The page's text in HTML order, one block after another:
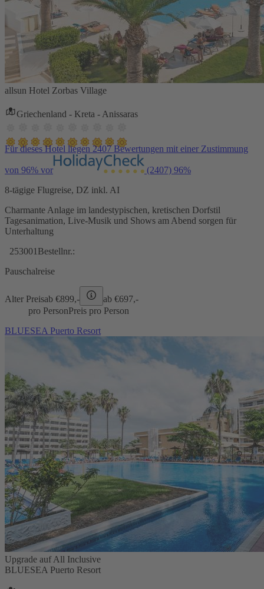
allsun Hotel Zorbas Village
Griechenland - Kreta - Anissaras
Für dieses Hotel liegen 2407 Bewertungen mit einer Zustimmung
von 96% vor (2407) 96%
8-tägige Flugreise, DZ inkl. AI
Charmante Anlage im landestypischen, kretischen Dorfstil
Tagesanimation, Live-Musik und Shows am Abend sorgen für
Unterhaltung
253001 Bestellnr.:
Pauschalreise
Alter Preisab €899,- ab €697,-
pro PersonPreis pro Person
BLUESEA Puerto Resort
Upgrade auf All Inclusive
BLUESEA Puerto Resort